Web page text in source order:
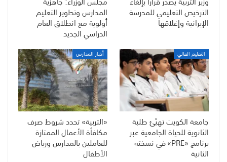
الترخيص التعليمي للمدرسة
الإيرانية وإغلاقها
المدارس وتطوير التعليم
أولوية مع انطلاق العام
الدراسي الجديد
التعليم العالي
جامعة الكويت تهيّئ طلبة
الثانوية للحياة الجامعية عبر
برنامج «PRE» في نسخته
الثانية
أخبار المدارس
«التربية» تحدد شروط صرف
مكافأة الأعمال الممتازة
للعاملين بالمدارس ورياض
الأطفال